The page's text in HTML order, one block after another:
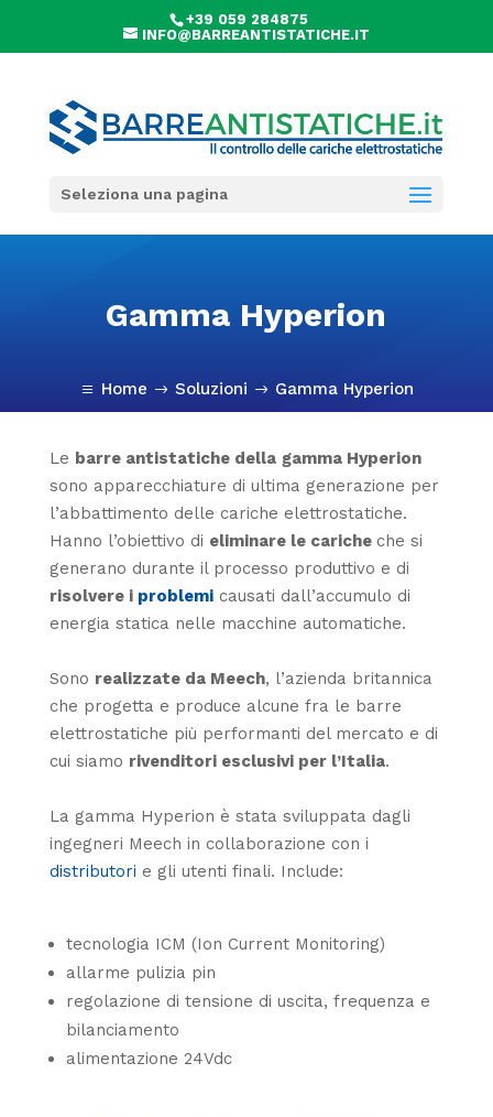
+39 059 284875
INFO@BARREANTISTATICHE.IT
Seleziona una pagina
Gamma Hyperion
a Home $ Soluzioni $ Gamma Hyperion
Le barre antistatiche della gamma Hyperion
sono apparecchiature di ultima generazione per
l’abbattimento delle cariche elettrostatiche.
Hanno l’obiettivo di eliminare le cariche che si
generano durante il processo produttivo e di
risolvere i problemicausati dall’accumulo di
energia statica nelle macchine automatiche.
Sono realizzate da Meech, l’azienda britannica
che progetta e produce alcune fra le barre
elettrostatiche più performanti del mercato e di
cui siamo rivenditori esclusivi per l’Italia.
La gamma Hyperion è stata sviluppata dagli
ingegneri Meech in collaborazione con i
distributori e gli utenti finali. Include:
tecnologia ICM (Ion Current Monitoring)
allarme pulizia pin
regolazione di tensione di uscita, frequenza e
bilanciamento
alimentazione 24Vdc